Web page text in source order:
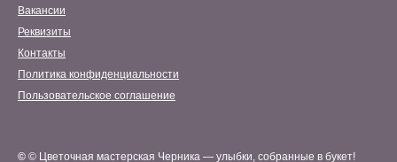
Вакансии
Реквизиты
Контакты
Политика конфиденциальности
Пользовательское соглашение
© © Цветочная мастерская Черника — улыбки, собранные в букет!